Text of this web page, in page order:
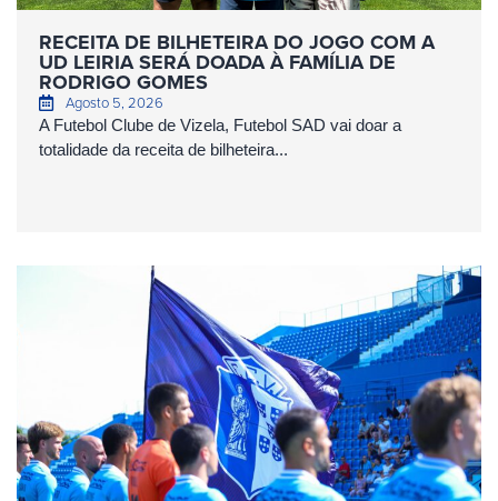
RECEITA DE BILHETEIRA DO JOGO COM A
UD LEIRIA SERÁ DOADA À FAMÍLIA DE
RODRIGO GOMES
Agosto 5, 2026
A Futebol Clube de Vizela, Futebol SAD vai doar a
totalidade da receita de bilheteira...